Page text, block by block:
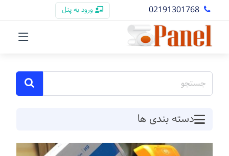
02191301768 ورود به پنل
دسته بندی ها